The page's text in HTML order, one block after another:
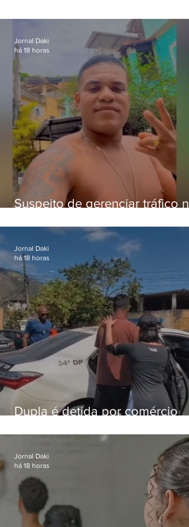
crianças
Suspeito de gerenciar tráfico na
foragido
Jornal Daki
há 18 horas
Dupla é detida por comércio
Bangu
Jornal Daki
há 18 horas
Jornal Daki
há 18 horas